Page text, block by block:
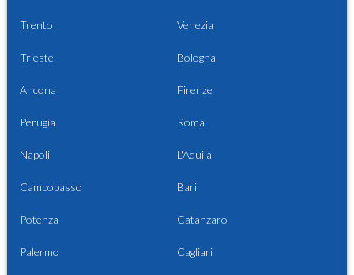
Trento Venezia
Trieste Bologna
Ancona Firenze
Perugia Roma
Napoli L'Aquila
Campobasso Bari
Potenza Catanzaro
Palermo Cagliari